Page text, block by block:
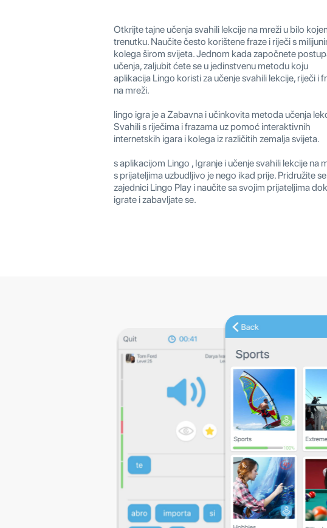
Otkrijte tajne učenja svahili lekcije na mreži u bilo
trenutku. Naučite često korištene fraze i riječi s
kolega širom svijeta. Jednom kada započnete
učenja, zaljubit ćete se u jedinstvenu metodu koju
aplikacija Lingo koristi za učenje svahili lekcije, riječi i
na mreži.
lingo igra je a Zabavna i učinkovita metoda učenja
Svahili s riječima i frazama uz pomoć interaktivnih
internetskih igara i kolega iz različitih zemalja svijeta.
s aplikacijom Lingo , Igranje i učenje svahili lekcije na
s prijateljima uzbudljivo je nego ikad prije. Pridružite se
zajednici Lingo Play i naučite sa svojim prijateljima
igrate i zabavljate se.